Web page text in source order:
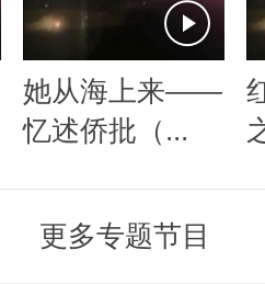
她从海上来——
忆述侨批（...
更多专题节目